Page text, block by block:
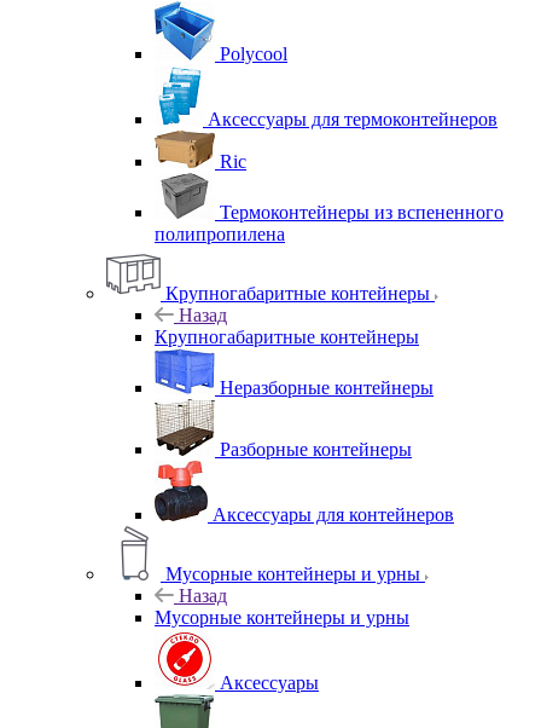
Polycool
Аксессуары для термоконтейнеров
Ric
Термоконтейнеры из вспененного
полипропилена
Крупногабаритные контейнеры
Назад
Крупногабаритные контейнеры
Неразборные контейнеры
Разборные контейнеры
Аксессуары для контейнеров
Мусорные контейнеры и урны
Назад
Мусорные контейнеры и урны
Аксессуары